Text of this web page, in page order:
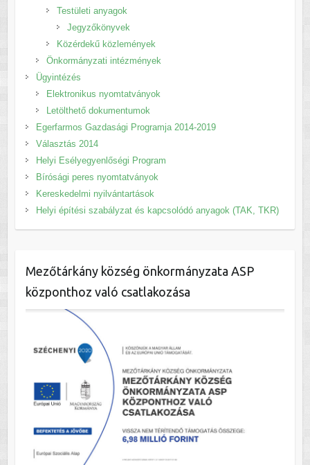
Testületi anyagok
Jegyzőkönyvek
Közérdekű közlemények
Önkormányzati intézmények
Ügyintézés
Elektronikus nyomtatványok
Letölthető dokumentumok
Egerfarmos Gazdasági Programja 2014-2019
Választás 2014
Helyi Esélyegyenlőségi Program
Bírósági peres nyomtatványok
Kereskedelmi nyilvántartások
Helyi építési szabályzat és kapcsolódó anyagok (TAK, TKR)
Mezőtárkány község önkormányzata ASP
központhoz való csatlakozása